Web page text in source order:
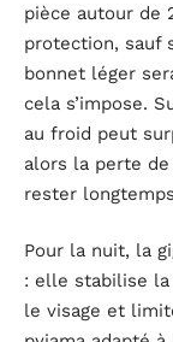
pièce autour de
protection, sauf
bonnet léger
cela s’impose.
au froid peut
alors la perte de
rester
Pour la nuit, la
: elle stabilise
le visage et